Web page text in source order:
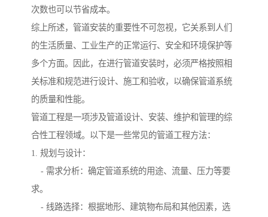
次数也可以节省成本。
综上所述，管道安装的重要性不可忽视，它关系到人们
的生活质量、工业生产的正常运行、安全和环境保护等
多个方面。因此，在进行管道安装时，必须严格按照相
关标准和规范进行设计、施工和验收，以确保管道系统
的质量和性能。
管道工程是一项涉及管道设计、安装、维护和管理的综
合性工程领域。以下是一些常见的管道工程方法：
1. 规划与设计：
- 需求分析：确定管道系统的用途、流量、压力等要
求。
- 线路选择：根据地形、建筑物布局和其他因素，选